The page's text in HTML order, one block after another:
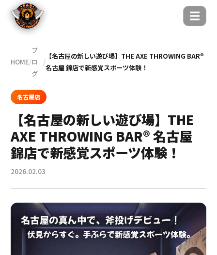
☰
HOME/
ブ
ロ
グ
/
【名古屋の新しい遊び場】THE AXE THROWING BAR®︎
名古屋 錦店で新感覚スポーツ体験！
名古屋店
【名古屋の新しい遊び場】THE
AXE THROWING BAR®︎ 名古屋
錦店で新感覚スポーツ体験！
2026.02.03